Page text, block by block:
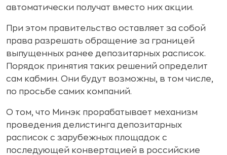
автоматически получат вместо них акции.
При этом правительство оставляет за собой
права разрешать обращение за границей
выпущенных ранее депозитарных расписок.
Порядок принятия таких решений определит
сам кабмин. Они будут возможны, в том числе,
по просьбе самих компаний.
О том, что Минэк прорабатывает механизм
проведения делистинга депозитарных
расписок с зарубежных площадок с
последующей конвертацией в российские